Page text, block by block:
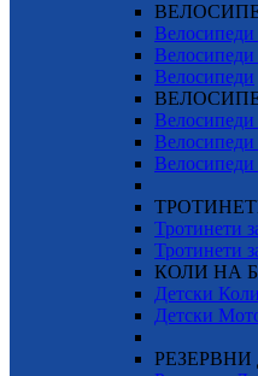
Велосипеди
Велосипеди
Велосипеди
Велосипеди
Велосипеди
Велосипеди
Тротинети
Тротинети
КОЛИ НА
Детски
Детски